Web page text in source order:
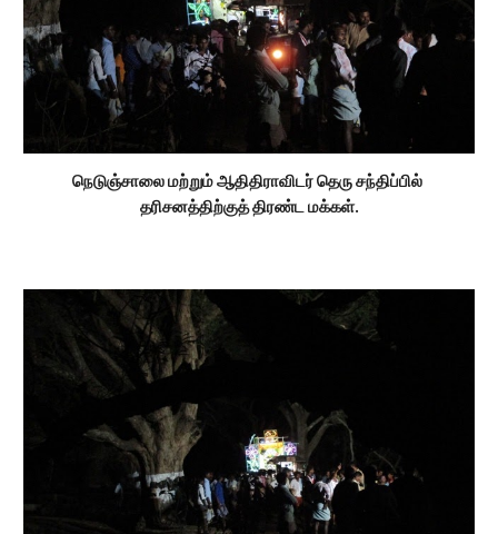
நெடுஞ்சாலை மற்றும் ஆதிதிராவிடர் தெரு சந்திப்பில்
தரிசனத்திற்குத் திரண்ட மக்கள்.